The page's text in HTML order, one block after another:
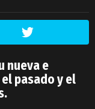
nueva e
pasado y el